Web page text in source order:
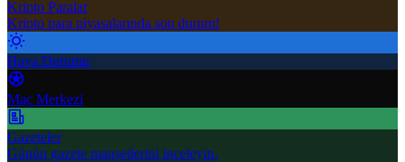
Kripto Paralar
Kripto para piyasalarında son durum!
Hava Durumu
Maç Merkezi
Gazeteler
Günün gazete manşetlerini inceleyin.